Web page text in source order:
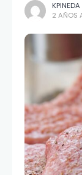
KPINEDA
2 AÑOS